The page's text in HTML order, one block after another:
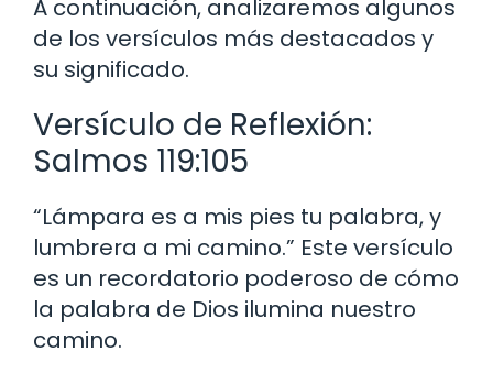
A continuación, analizaremos algunos
de los versículos más destacados y
su significado.
Versículo de Reflexión:
Salmos 119:105
“Lámpara es a mis pies tu palabra, y
lumbrera a mi camino.” Este versículo
es un recordatorio poderoso de cómo
la palabra de Dios ilumina nuestro
camino.